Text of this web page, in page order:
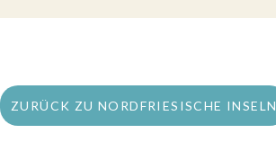
ZURÜCK ZU NORDFRIESISCHE INSELN